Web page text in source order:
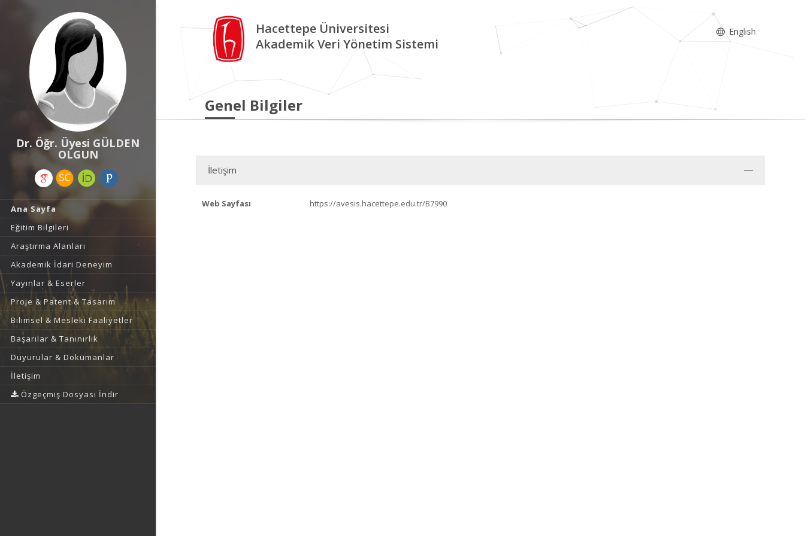
Dr. Öğr. Üyesi GÜLDEN
OLGUN
Ana Sayfa
Eğitim Bilgileri
Araştırma Alanları
Akademik İdari Deneyim
Yayınlar & Eserler
Proje & Patent & Tasarım
Bilimsel & Mesleki Faaliyetler
Başarılar & Tanınırlık
Duyurular & Dokümanlar
İletişim
Özgeçmiş Dosyası İndir
Hacettepe Üniversitesi
Akademik Veri Yönetim Sistemi
English
Genel Bilgiler
İletişim
Web Sayfası https://avesis.hacettepe.edu.tr/B7990